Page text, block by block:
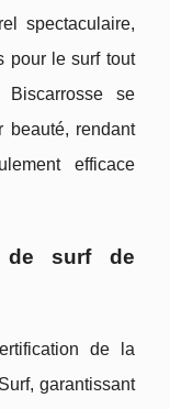
spectaculaire,
pour le surf tout
se
beauté, rendant
efficace
de surf de
de la
garantissant